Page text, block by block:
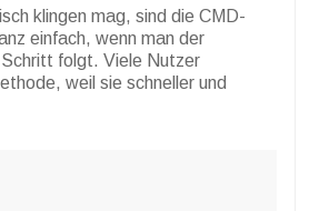
klingen mag, sind die CMD-
einfach, wenn man der
folgt. Viele Nutzer
weil sie schneller und